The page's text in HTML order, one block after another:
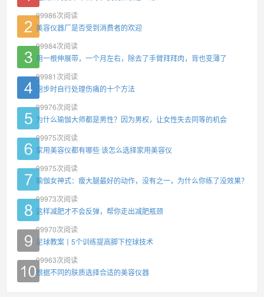
99986次阅读
美容仪器厂是否受到消费者的欢迎
99984次阅读
用一根伸展带，一个月左右，除去了手臂拜拜肉，背也变薄了
99981 次阅读
跑步时自行处理伤痛的十个方法
99976次阅读
为什么瑜伽大师都是男性？因为男权，让女性失去同等的机会
99975次阅读
家用美容仪都有哪些 该怎么选择家用美容仪
99975次阅读
瑜伽女神式：瘦大腿最好的动作，没有之一，为什么你练了没效果？
99973次阅读
这样减肥才不会反弹，帮你走出减肥瓶颈
99970次阅读
足球教案丨5个训练提高脚下控球技术
99963次阅读
根据不同的肤质选择合适的美容仪器